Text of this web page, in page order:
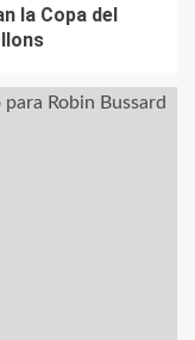
la Copa del